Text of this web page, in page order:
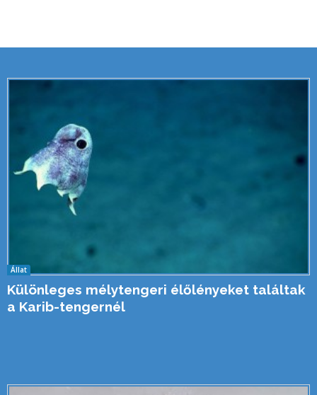
Állat
Különleges mélytengeri élőlényeket találtak
a Karib-tengernél